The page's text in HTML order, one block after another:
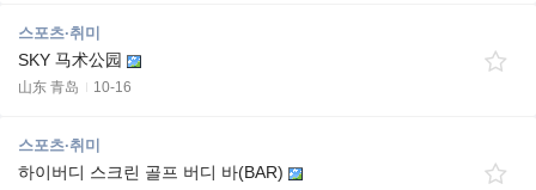
스포츠·취미
SKY 马术公园
山东 青岛 10-16
스포츠·취미
하이버디 스크린 골프 버디 바(BAR)